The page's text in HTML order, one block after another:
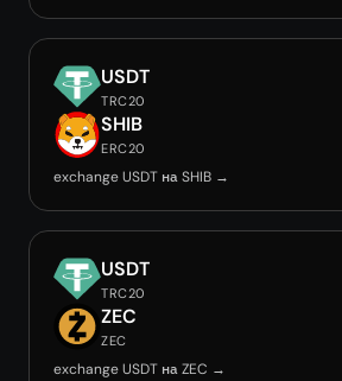
USDT
TRC20
SHIB
ERC20
exchange USDT на SHIB →
USDT
TRC20
ZEC
ZEC
exchange USDT на ZEC →